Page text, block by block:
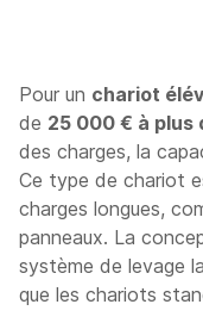
Pour un chariot
de 25 000 € à plus
des charges, la
Ce type de chariot
charges longues,
panneaux. La
système de levage
que les chariots